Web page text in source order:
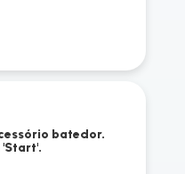
batedor.